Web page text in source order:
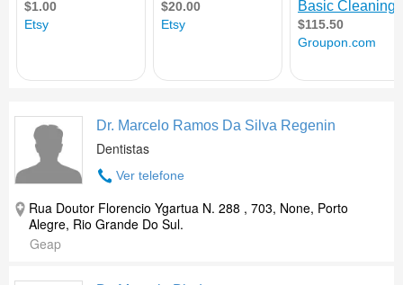
Dr. Marcelo Ramos Da Silva Regenin
Dentistas
Ver telefone
Rua Doutor Florencio Ygartua N. 288 , 703, None, Porto
Alegre, Rio Grande Do Sul.
Geap